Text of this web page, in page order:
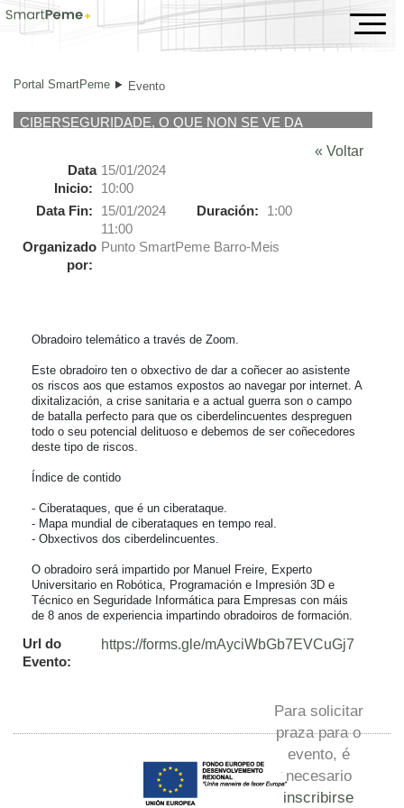
Evento
Portal SmartPeme Evento
CIBERSEGURIDADE, O QUE NON SE VE DA
« Voltar
Data
Inicio:
15/01/2024
10:00
Data Fin:
15/01/2024
11:00
Duración: 1:00
Organizado
por:
Punto SmartPeme Barro-Meis
Obradoiro telemático a través de Zoom.
Este obradoiro ten o obxectivo de dar a coñecer ao asistente
os riscos aos que estamos expostos ao navegar por internet. A
dixitalización, a crise sanitaria e a actual guerra son o campo
de batalla perfecto para que os ciberdelincuentes despreguen
todo o seu potencial delituoso e debemos de ser coñecedores
deste tipo de riscos.
Índice de contido
- Ciberataques, que é un ciberataque.
- Mapa mundial de ciberataques en tempo real.
- Obxectivos dos ciberdelincuentes.
O obradoiro será impartido por Manuel Freire, Experto
Universitario en Robótica, Programación e Impresión 3D e
Técnico en Seguridade Informática para Empresas con máis
de 8 anos de experiencia impartindo obradoiros de formación.
Url do
Evento:
https://forms.gle/mAyciWbGb7EVCuGj7
Para solicitar
praza para o
evento, é
necesario
inscribirse